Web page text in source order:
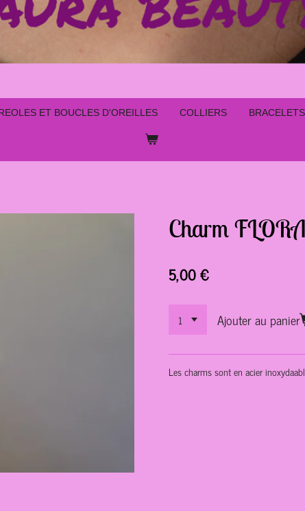
ET BOUCLES D'OREILLES COLLIERS BRACELETS
Charm FLORA
5,00 €
Ajouter au panier
Les charms sont en acier